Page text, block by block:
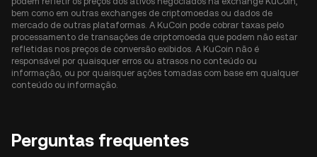
bem como em outras exchanges de criptomoedas ou dados de
mercado de outras plataformas. A KuCoin pode cobrar taxas pelo
processamento de transações de criptomoeda que podem não estar
refletidas nos preços de conversão exibidos. A KuCoin não é
responsável por quaisquer erros ou atrasos no conteúdo ou
informação, ou por quaisquer ações tomadas com base em qualquer
conteúdo ou informação.
Perguntas frequentes